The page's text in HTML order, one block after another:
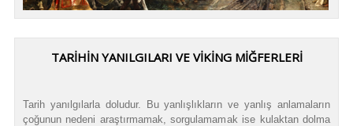
TARİHİN YANILGILARI VE VİKİNG MİĞFERLERİ
Tarih yanılgılarla doludur. Bu yanlışlıkların ve yanlış anlamaların
çoğunun nedeni araştırmamak, sorgulamamak ise kulaktan dolma